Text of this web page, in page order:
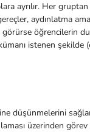
ayrılır. Her
aydınlatma
öğrencilerin
istenen şekilde
düşünmelerini
üzerinden görev